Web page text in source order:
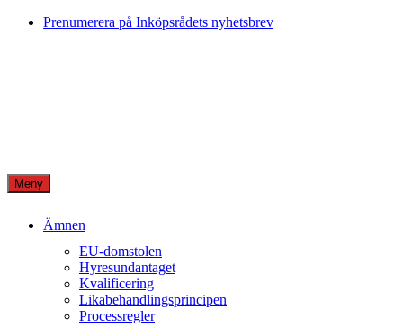
Skip
Prenumerera på Inköpsrådets nyhetsbrev
Meny
Ämnen
EU-domstolen
Hyresundantaget
Kvalificering
Likabehandlingsprincipen
Processregler